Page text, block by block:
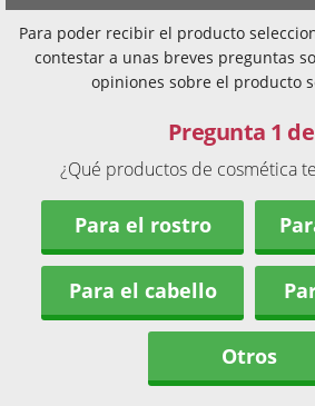
Para poder recibir el producto
contestar a unas breves preguntas
opiniones sobre el producto
Pregunta 1
¿Qué productos de cosmética
Para el rostro
Para el cabello
Otros